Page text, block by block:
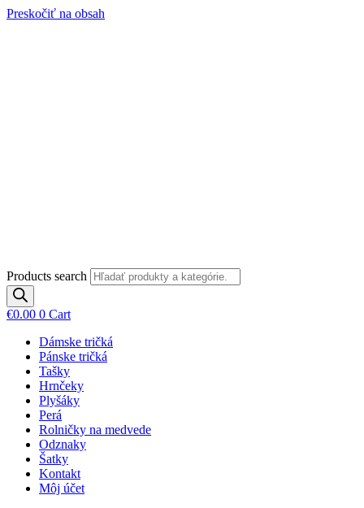
Preskočiť na obsah
Products search
€0.00 0 Cart
Dámske tričká
Pánske tričká
Tašky
Hrnčeky
Plyšáky
Perá
Rolničky na medvede
Odznaky
Šatky
Kontakt
Môj účet